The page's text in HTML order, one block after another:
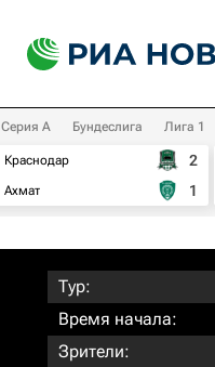
Серия А Бундеслига Лига 1
Краснодар
Ахмат
2
1
Тур:
Время начала:
Зрители: